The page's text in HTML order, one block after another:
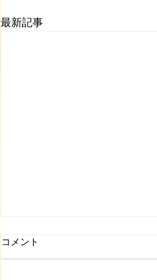
最新記事
コメント